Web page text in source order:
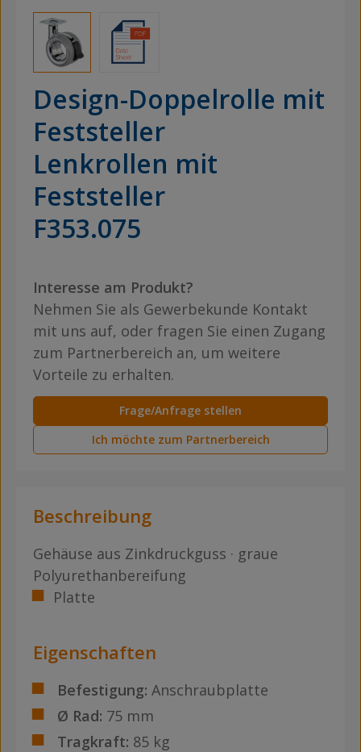
Design-Doppelrolle mit
Feststeller
Lenkrollen mit
Feststeller
F353.075
Interesse am Produkt?
Nehmen Sie als Gewerbekunde Kontakt
mit uns auf, oder fragen Sie einen Zugang
zum Partnerbereich an, um weitere
Vorteile zu erhalten.
Frage/Anfrage stellen
Ich möchte zum Partnerbereich
Beschreibung
Gehäuse aus Zinkdruckguss · graue
Polyurethanbereifung
Platte
Eigenschaften
Befestigung: Anschraubplatte
Ø Rad: 75 mm
Tragkraft: 85 kg